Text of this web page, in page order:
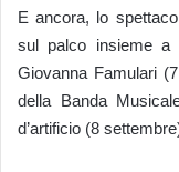
E ancora, lo
sul palco insieme a
Giovanna Famulari
della Banda
d’artificio (8